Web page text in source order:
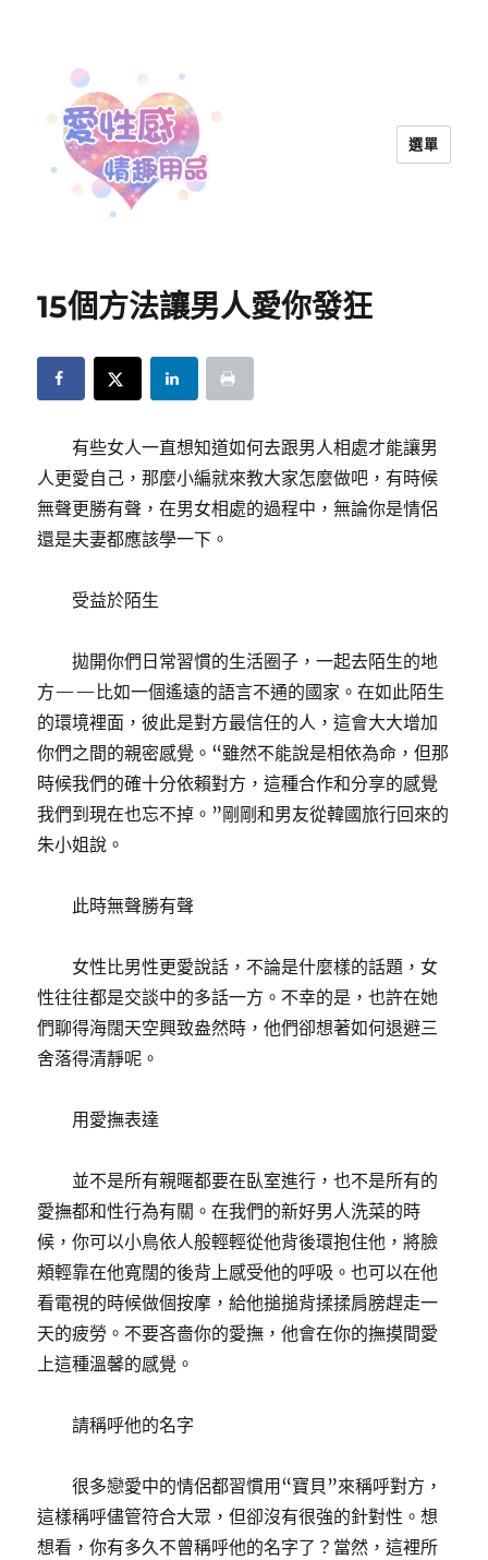
選單
15個方法讓男人愛你發狂
有些女人一直想知道如何去跟男人相處才能讓男
人更愛自己，那麼小編就來教大家怎麼做吧，有時候
無聲更勝有聲，在男女相處的過程中，無論你是情侶
還是夫妻都應該學一下。
受益於陌生
拋開你們日常習慣的生活圈子，一起去陌生的地
方——比如一個遙遠的語言不通的國家。在如此陌生
的環境裡面，彼此是對方最信任的人，這會大大增加
你們之間的親密感覺。“雖然不能說是相依為命，但那
時候我們的確十分依賴對方，這種合作和分享的感覺
我們到現在也忘不掉。”剛剛和男友從韓國旅行回來的
朱小姐說。
此時無聲勝有聲
女性比男性更愛說話，不論是什麼樣的話題，女
性往往都是交談中的多話一方。不幸的是，也許在她
們聊得海闊天空興致盎然時，他們卻想著如何退避三
舍落得清靜呢。
用愛撫表達
並不是所有親暱都要在臥室進行，也不是所有的
愛撫都和性行為有關。在我們的新好男人洗菜的時
候，你可以小鳥依人般輕輕從他背後環抱住他，將臉
頰輕靠在他寬闊的後背上感受他的呼吸。也可以在他
看電視的時候做個按摩，給他搥搥背揉揉肩膀趕走一
天的疲勞。不要吝嗇你的愛撫，他會在你的撫摸間愛
上這種溫馨的感覺。
請稱呼他的名字
很多戀愛中的情侶都習慣用“寶貝”來稱呼對方，
這樣稱呼儘管符合大眾，但卻沒有很強的針對性。想
想看，你有多久不曾稱呼他的名字了？當然，這裡所